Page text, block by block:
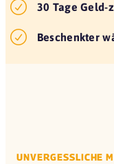
30 Tage Geld-
Beschenkter
UNVERGESSLICHE